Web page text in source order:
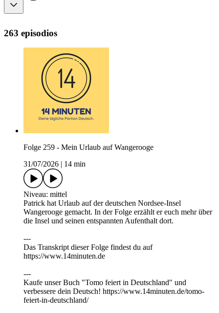
263 episodios
Folge 259 - Mein Urlaub auf Wangerooge
31/07/2026
14 min
Niveau: mittel
Patrick hat Urlaub auf der deutschen Nordsee-Insel
Wangerooge gemacht. In der Folge erzählt er euch mehr über
die Insel und seinen entspannten Aufenthalt dort.
---
Das Transkript dieser Folge findest du auf
https://⁠⁠⁠⁠⁠⁠⁠⁠⁠⁠⁠⁠www.14minuten.de
⁠⁠⁠⁠⁠⁠⁠⁠⁠⁠---
Kaufe unser Buch "Tomo feiert in Deutschland" und
verbessere dein Deutsch! https://www.14minuten.de/tomo-
feiert-in-deutschland/